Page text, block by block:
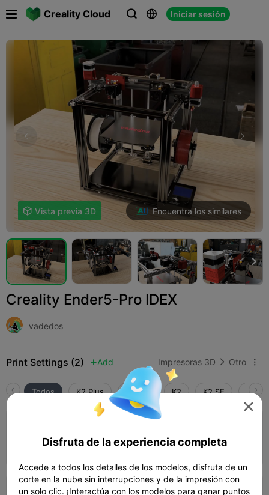
Creality Cloud   Iniciar sesión
 
 Vista previa 3D Encuentra los similares

Creality Ender5-Pro IDEX
vadedos
Print Settings (2)  Add Impresoras 3D  Otro 
Todos K2 Plus K2 Pro K2 K2 SE
relleno
 02h 29m  1 plates  69.18g

Disfruta de la experiencia completa
Accede a todos los detalles de los modelos, disfruta de un
corte en la nube sin interrupciones y de la impresión con
un solo clic. ¡Interactúa con los modelos para ganar puntos